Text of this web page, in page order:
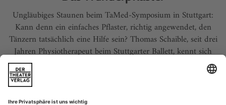
Ungläubiges Staunen beim TaMed-Symposium in Stuttgart:
Kann denn ein einfaches Pflaster, richtig angewendet, den
Tänzern tatsächlich eine Hilfe sein? Thomas Schaible, seit drei
Jahren Physiotherapeut beim Stuttgarter Ballett, kennt sich
aus beim Kinesio-Taping, einer neuen, revolutionären Technik
aus Japan, die bei Verletzungen sowie bei akuten und
chronischen Erkrankungen Besserung verspricht.